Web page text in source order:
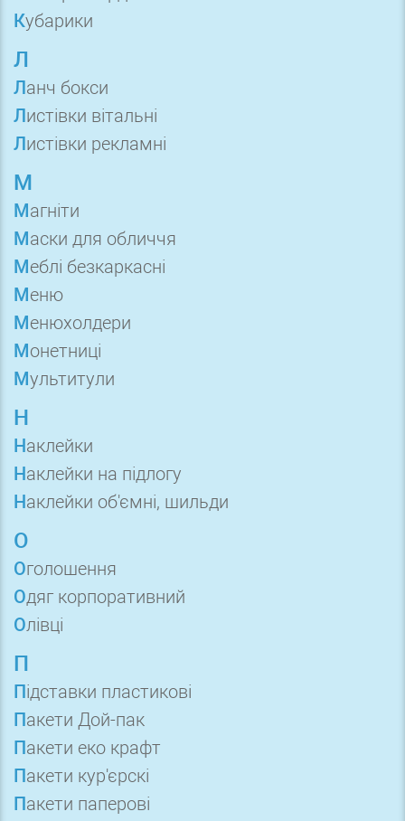
Кубарики
Л
Ланч бокси
Листівки вітальні
Листівки рекламні
М
Магніти
Маски для обличчя
Меблі безкаркасні
Меню
Менюхолдери
Монетниці
Мультитули
Н
Наклейки
Наклейки на підлогу
Наклейки об'ємні, шильди
О
Оголошення
Одяг корпоративний
Олівці
П
Підставки пластикові
Пакети Дой-пак
Пакети еко крафт
Пакети кур'єрскі
Пакети паперові